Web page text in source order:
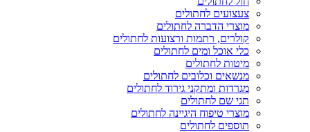
צעצועים לחתולים
מוצרי הדברה לחתולים
קולרים, רתמות ורצועות לחתולים
כלי אוכל ומים לחתולים
מיטות לחתולים
מנשאים וכלובים לחתולים
מגרדות ומתקני גירוד לחתולים
תגי שם לחתולים
מוצרי טיפוח היגיינה לחתולים
תוספים לחתולים